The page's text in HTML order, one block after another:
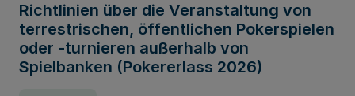
Richtlinien über die Veranstaltung von
terrestrischen, öffentlichen Pokerspielen
oder -turnieren außerhalb von
Spielbanken (Pokererlass 2026)